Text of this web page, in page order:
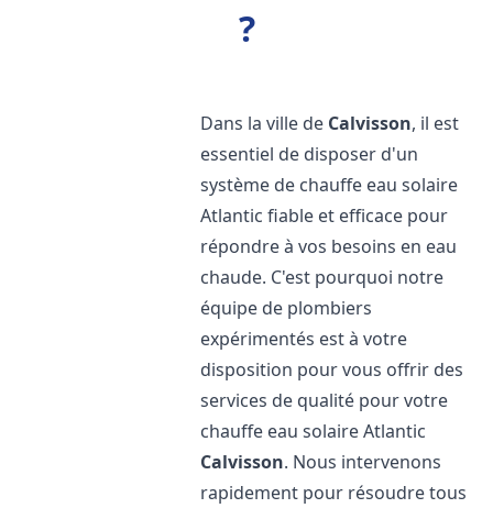
?
Dans la ville de Calvisson, il est
essentiel de disposer d'un
système de chauffe eau solaire
Atlantic fiable et efficace pour
répondre à vos besoins en eau
chaude. C'est pourquoi notre
équipe de plombiers
expérimentés est à votre
disposition pour vous offrir des
services de qualité pour votre
chauffe eau solaire Atlantic
Calvisson. Nous intervenons
rapidement pour résoudre tous